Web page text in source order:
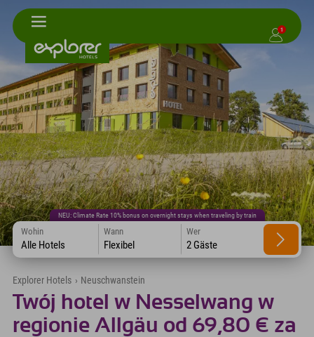
1
NEU: Climate Rate 10% bonus on overnight stays when traveling by train
Wohin
Alle Hotels
Wann
Flexibel
Wer
2 Gäste
Explorer Hotels › Neuschwanstein
Twój hotel w Nesselwang w
regionie Allgäu od 69,80 € za